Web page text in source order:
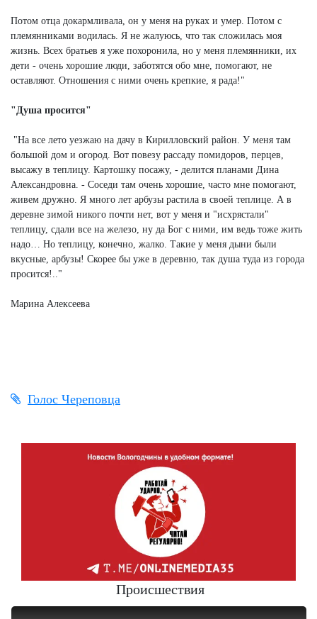
Потом отца докармливала, он у меня на руках и умер. Потом с
племянниками водилась. Я не жалуюсь, что так сложилась моя
жизнь. Всех братьев я уже похоронила, но у меня племянники, их
дети - очень хорошие люди, заботятся обо мне, помогают, не
оставляют. Отношения с ними очень крепкие, я рада!"
"Душа просится"
"На все лето уезжаю на дачу в Кирилловский район. У меня там
большой дом и огород. Вот повезу рассаду помидоров, перцев,
высажу в теплицу. Картошку посажу, - делится планами Дина
Александровна. - Соседи там очень хорошие, часто мне помогают,
живем дружно. Я много лет арбузы растила в своей теплице. А в
деревне зимой никого почти нет, вот у меня и "исхрястали"
теплицу, сдали все на железо, ну да Бог с ними, им ведь тоже жить
надо… Но теплицу, конечно, жалко. Такие у меня дыни были
вкусные, арбузы! Скорее бы уже в деревню, так душа туда из города
просится!.."
Марина Алексеева
Голос Череповца
Происшествия